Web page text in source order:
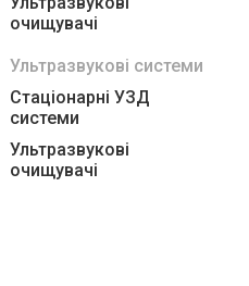
очищувачі
Ультразвукові системи
Стаціонарні УЗД
системи
Ультразвукові
очищувачі